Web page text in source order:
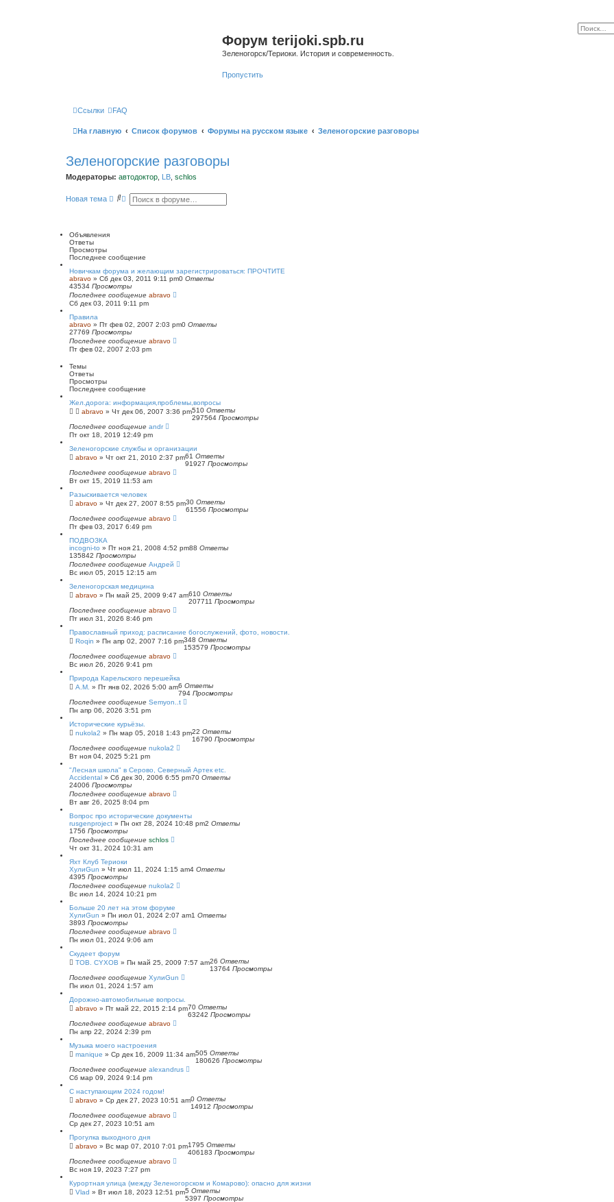
Форум terijoki.spb.ru
Зеленогорск/Териоки. История и современность.
Пропустить
Ссылки FAQ
На главную Список форумов Форумы на русском языке Зеленогорские разговоры
Зеленогорские разговоры
Модераторы: автодоктор LB schlos
Новая тема
П Р
н
ы
й
п
о
и
Объявления
Ответы
Просмотры
Последнее сообщение
Новичкам форума и желающим зарегистрироваться: ПРОЧТИТЕ
abravo » Сб дек 03, 2011 9:11 pm0 Ответы
43534 Просмотры
Последнее сообщение abravo
Сб дек 03, 2011 9:11 pm
Правила
abravo » Пт фев 02, 2007 2:03 pm0 Ответы
27769 Просмотры
Последнее сообщение abravo
Пт фев 02, 2007 2:03 pm
Темы
Ответы
Просмотры
Последнее сообщение
Жел.дорога: информация,проблемы,вопросы
abravo » Чт дек 06, 2007 3:36 pm510 Ответы
297564 Просмотры
Последнее сообщение andr
Пт окт 18, 2019 12:49 pm
Зеленогорские службы и организации
abravo » Чт окт 21, 2010 2:37 pm61 Ответы
91927 Просмотры
Последнее сообщение abravo
Вт окт 15, 2019 11:53 am
Разыскивается человек
abravo » Чт дек 27, 2007 8:55 pm30 Ответы
61556 Просмотры
Последнее сообщение abravo
Пт фев 03, 2017 6:49 pm
ПОДВОЗКА
incogni-to » Пт ноя 21, 2008 4:52 pm88 Ответы
135842 Просмотры
Последнее сообщение Андрей
Вс июл 05, 2015 12:15 am
Зеленогорская медицина
abravo » Пн май 25, 2009 9:47 am610 Ответы
207711 Просмотры
Последнее сообщение abravo
Пт июл 31, 2026 8:46 pm
Православный приход: расписание богослужений, фото, новости.
Roqin » Пн апр 02, 2007 7:16 pm348 Ответы
153579 Просмотры
Последнее сообщение abravo
Вс июл 26, 2026 9:41 pm
Природа Карельского перешейка
А.М. » Пт янв 02, 2026 5:00 am6 Ответы
794 Просмотры
Последнее сообщение Semyon..t
Пн апр 06, 2026 3:51 pm
Исторические курьёзы.
nukola2 » Пн мар 05, 2018 1:43 pm22 Ответы
16790 Просмотры
Последнее сообщение nukola2
Вт ноя 04, 2025 5:21 pm
"Лесная школа" в Серово, Северный Артек etc.
Accidental » Сб дек 30, 2006 6:55 pm70 Ответы
24006 Просмотры
Последнее сообщение abravo
Вт авг 26, 2025 8:04 pm
Вопрос про исторические документы
rusgenproject » Пн окт 28, 2024 10:48 pm2 Ответы
1756 Просмотры
Последнее сообщение schlos
Чт окт 31, 2024 10:31 am
Яхт Клуб Териоки
ХулиGun » Чт июл 11, 2024 1:15 am4 Ответы
4395 Просмотры
Последнее сообщение nukola2
Вс июл 14, 2024 10:21 pm
Больше 20 лет на этом форуме
ХулиGun » Пн июл 01, 2024 2:07 am1 Ответы
3893 Просмотры
Последнее сообщение abravo
Пн июл 01, 2024 9:06 am
Скудеет форум
TOB. CYXOB » Пн май 25, 2009 7:57 am26 Ответы
13764 Просмотры
Последнее сообщение ХулиGun
Пн июл 01, 2024 1:57 am
Дорожно-автомобильные вопросы.
abravo » Пт май 22, 2015 2:14 pm70 Ответы
63242 Просмотры
Последнее сообщение abravo
Пн апр 22, 2024 2:39 pm
Музыка моего настроения
manique » Ср дек 16, 2009 11:34 am505 Ответы
180626 Просмотры
Последнее сообщение alexandrus
Сб мар 09, 2024 9:14 pm
С наступающим 2024 годом!
abravo » Ср дек 27, 2023 10:51 am0 Ответы
14912 Просмотры
Последнее сообщение abravo
Ср дек 27, 2023 10:51 am
Прогулка выходного дня
abravo » Вс мар 07, 2010 7:01 pm1795 Ответы
406183 Просмотры
Последнее сообщение abravo
Вс ноя 19, 2023 7:27 pm
Курортная улица (между Зеленогорском и Комарово): опасно для жизни
Vlad » Вт июл 18, 2023 12:51 pm5 Ответы
5397 Просмотры